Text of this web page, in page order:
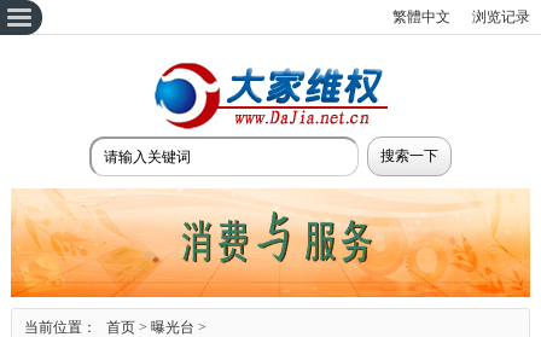
繁體中文 浏览记录
当前位置： 首页> 曝光台 >